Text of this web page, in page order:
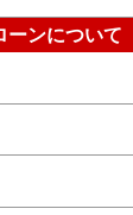
ーンについて